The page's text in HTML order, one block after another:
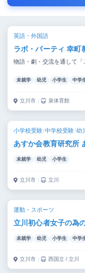
英語・外国語
ラボ・パーティ 幸町
物語・劇・交流を通して
未就学 幼児 小学生 中学
立川市 ｜ 泉体育館
小学校受験/中学校受験/幼
あすか会教育研究所
未就学 幼児 小学生
立川市 ｜ 立川
運動・スポーツ
立川初心者女子の為
未就学 幼児 小学生 中学
立川市 ｜ 西国立 / 立川